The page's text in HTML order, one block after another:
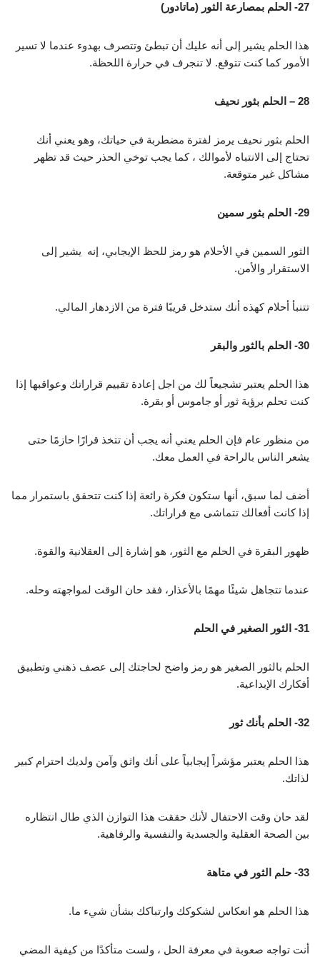
27- الحلم بمصارعة الثور (ماتادور )
هذا الحلم يشير إلى أنه عليك أن تبطئ وتتصرف بهدوء عندما لا تسير
الأمور كما كنت تتوقع. لا تنجرف في حرارة اللحظة.
28 – الحلم بثور نحيف
الحلم بثور نحيف يرمز لفترة مضطربة في حياتك، وهو يعني أنك
تحتاج إلى الانتباه لأموالك ، كما يجب توخي الحذر حيث قد تظهر
مشاكل غير متوقعة.
29- الحلم بثور سمين
الثور السمين في الأحلام هو رمز للحظ الإيجابي، إنه يشير إلى
الاستقرار والأمن.
تتنبأ أحلام كهذه أنك ستدخل قريبًا فترة من الازدهار المالي.
30- الحلم بالثور والبقر
هذا الحلم يعتبر تشجيعاً لك من اجل إعادة تقييم قراراتك وعواقبها إذا
كنت تحلم برؤية ثور أو جاموس أو بقرة.
من منظور عام فإن الحلم يعني أنه يجب أن تتخذ قرارًا حازمًا حتى
يشعر الناس بالراحة في العمل معك.
أضف لما سبق، أنها ستكون فكرة رائعة إذا كنت تتحقق باستمرار مما
إذا كانت أفعالك تتماشى مع قراراتك.
ظهور البقرة في الحلم مع الثور، هو إشارة إلى العقلانية والقوة.
عندما تتجاهل شيئًا مهمًا بالأعذار، فقد حان الوقت لمواجهته وحله.
31- الثور الصغير في الحلم
الحلم بالثور الصغير هو رمز واضح لحاجتك إلى عصف ذهني وتطبيق
أفكارك الإبداعية.
32- الحلم بأنك ثور
هذا الحلم يعتبر مؤشراً إيجابياً على أنك واثق وآمن ولديك احترام كبير
لذاتك.
لقد حان وقت الاحتفال لأنك حققت هذا التوازن الذي طال انتظاره
بين الصحة العقلية والجسدية والنفسية والرفاهية.
33- حلم الثور في متاهة
هذا الحلم هو انعكاس لشكوكك وارتباكك بشأن شيء ما.
أنت تواجه صعوبة في معرفة الحل ، ولست متأكدًا من كيفية المضي